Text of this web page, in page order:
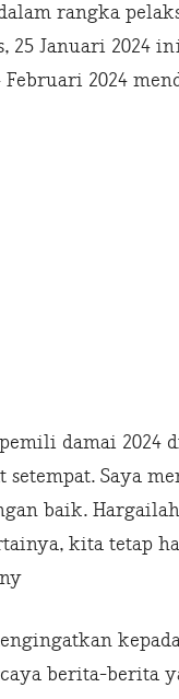
rangka
25 Januari 2024
Februari 2024
damai 2024
setempat. Saya
baik.
kita tetap
berita-berita